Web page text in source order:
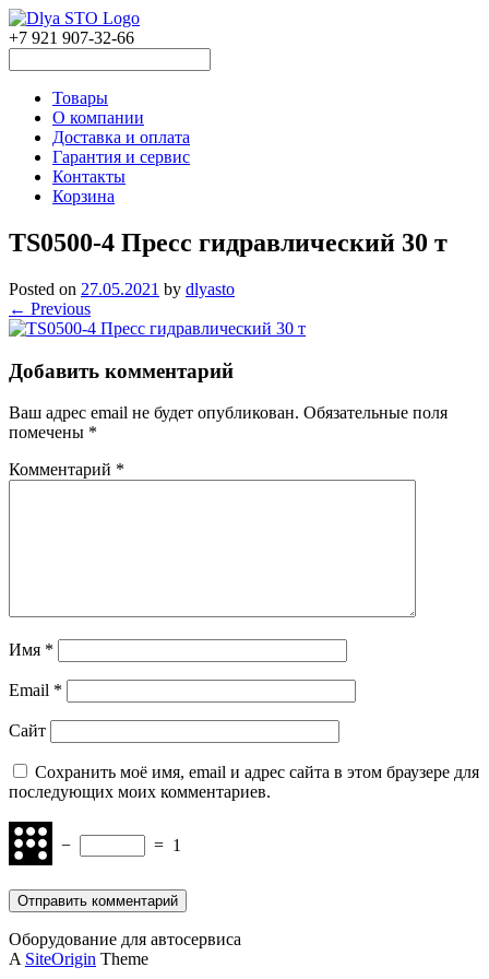
+7 921 907-32-66
Товары
О компании
Доставка и оплата
Гарантия и сервис
Контакты
Корзина
TS0500-4 Пресс гидравлический 30 т
Posted on 27.05.2021 by dlyasto
← Previous
Добавить комментарий
Ваш адрес email не будет опубликован. Обязательные поля
помечены *
Комментарий *
Имя *
Email *
Сайт
Сохранить моё имя, email и адрес сайта в этом браузере для
последующих моих комментариев.
− = 1
Оборудование для автосервиса
A SiteOrigin Theme